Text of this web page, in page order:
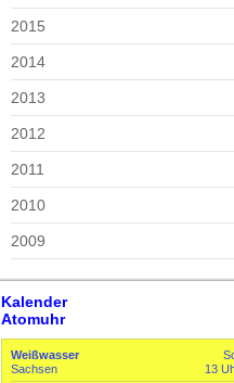
2015
2014
2013
2012
2011
2010
2009
Kalender
Atomuhr